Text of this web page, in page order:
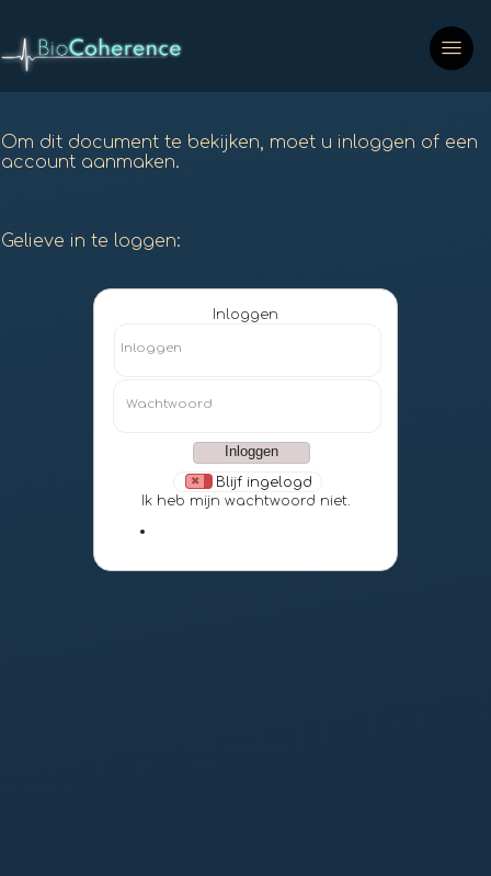
Om dit document te bekijken, moet u inloggen of een
account aanmaken.
Gelieve in te loggen:
Inloggen
Inloggen
Wachtwoord
Blijf ingelogd
Ik heb mijn wachtwoord niet.